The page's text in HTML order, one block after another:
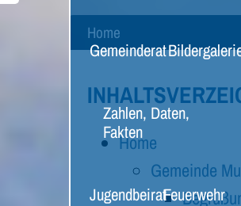
Gemeinderat
Zahlen, Daten,
Fakten
JugendbeiratFeuerwehr
Home
Home
Gemeinde